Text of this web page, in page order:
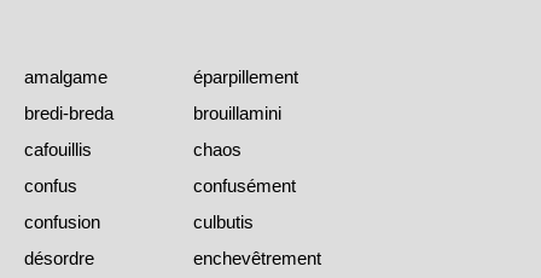
amalgame
éparpillement
bredi-breda
brouillamini
cafouillis
chaos
confus
confusément
confusion
culbutis
désordre
enchevêtrement